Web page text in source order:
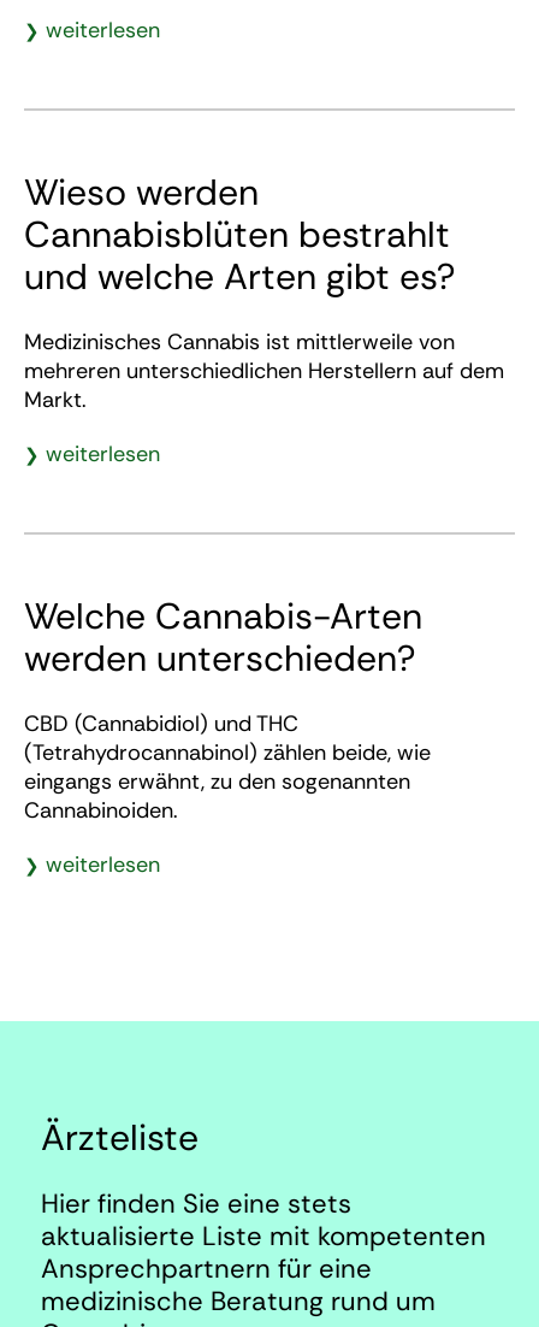
weiterlesen
Wieso werden
Cannabisblüten bestrahlt
und welche Arten gibt es?
Medizinisches Cannabis ist mittlerweile von
mehreren unterschiedlichen Herstellern auf dem
Markt.
weiterlesen
Welche Cannabis-Arten
werden unterschieden?
CBD (Cannabidiol) und THC
(Tetrahydrocannabinol) zählen beide, wie
eingangs erwähnt, zu den sogenannten
Cannabinoiden.
weiterlesen
Ärzteliste
Hier finden Sie eine stets
aktualisierte Liste mit kompetenten
Ansprechpartnern für eine
medizinische Beratung rund um